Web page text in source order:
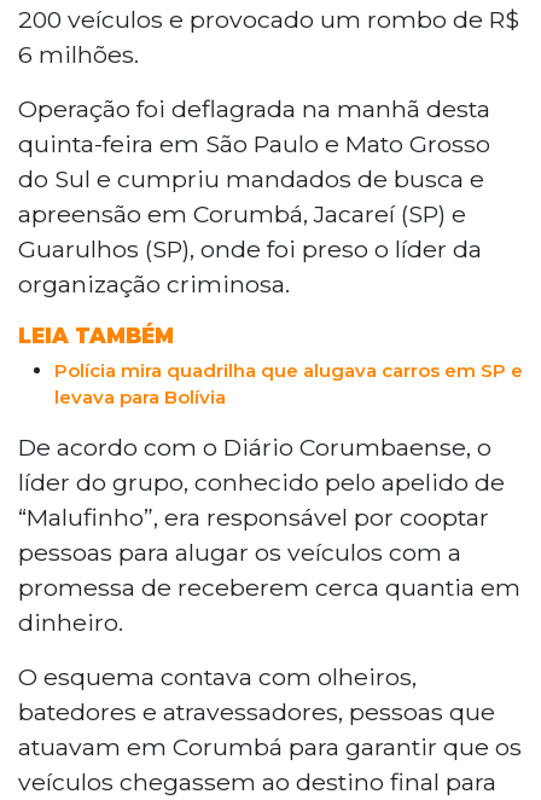
200 veículos e provocado um rombo de R$
6 milhões.
Operação foi deflagrada na manhã desta
quinta-feira em São Paulo e Mato Grosso
do Sul e cumpriu mandados de busca e
apreensão em Corumbá, Jacareí (SP) e
Guarulhos (SP), onde foi preso o líder da
organização criminosa.
LEIA TAMBÉM
Polícia mira quadrilha que alugava carros em SP e
levava para Bolívia
De acordo com o Diário Corumbaense, o
líder do grupo, conhecido pelo apelido de
“Malufinho”, era responsável por cooptar
pessoas para alugar os veículos com a
promessa de receberem cerca quantia em
dinheiro.
O esquema contava com olheiros,
batedores e atravessadores, pessoas que
atuavam em Corumbá para garantir que os
veículos chegassem ao destino final para